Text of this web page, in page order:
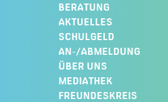
BERATUNG
AKTUELLES
SCHULGELD
AN-/ABMELDUNG
ÜBER UNS
MEDIATHEK
FREUNDESKREIS